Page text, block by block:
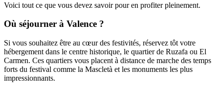
Voici tout ce que vous devez savoir pour en profiter pleinement.
Où séjourner à Valence ?
Si vous souhaitez être au cœur des festivités, réservez tôt votre
hébergement dans le centre historique, le quartier de Ruzafa ou El
Carmen. Ces quartiers vous placent à distance de marche des temps
forts du festival comme la Mascletà et les monuments les plus
impressionnants.